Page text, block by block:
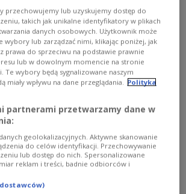
Słuchowisko Zbigniewa
Jacka Raginisa-
losy zapomnianego dziś
wieku polskiego powstania -
w 1866 roku.
TEATR
przechowujemy lub uzyskujemy dostęp do
takich jak unikalne identyfikatory w plikach
danych osobowych. Użytkownik może
wybory lub zarządzać nimi, klikając poniżej, jak
prawa do sprzeciwu na podstawie prawnie
lub w dowolnym momencie na stronie
Te wybory będą sygnalizowane naszym
miały wpływu na dane przeglądania.
Polityka
partnerami przetwarzamy dane w
geolokalizacyjnych. Aktywne skanowanie
do celów identyfikacji. Przechowywanie
lub dostęp do nich. Spersonalizowane
reklam i treści, badnie odbiorców i